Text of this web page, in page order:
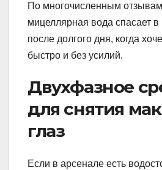
По многочисленным
мицеллярная вода спасает в
после долгого дня, когда
быстро и без усилий.
Двухфазное
для снятия
глаз
Если в арсенале есть